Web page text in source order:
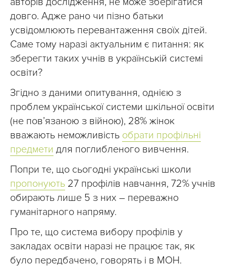
довго. Адже рано чи пізно батьки
усвідомлюють перевантаження своїх дітей.
Саме тому наразі актуальним є питання: як
зберегти таких учнів в українській системі
освіти?
Згідно з даними опитування, однією з
проблем української системи шкільної освіти
(не пов’язаною з війною), 28% жінок
вважають неможливість обрати профільні
предмети для поглибленого вивчення.
Попри те, що сьогодні українські школи
пропонують 27 профілів навчання, 72% учнів
обирають лише 5 з них – переважно
гуманітарного напряму.
Про те, що система вибору профілів у
закладах освіти наразі не працює так, як
було передбачено, говорять і в МОН.